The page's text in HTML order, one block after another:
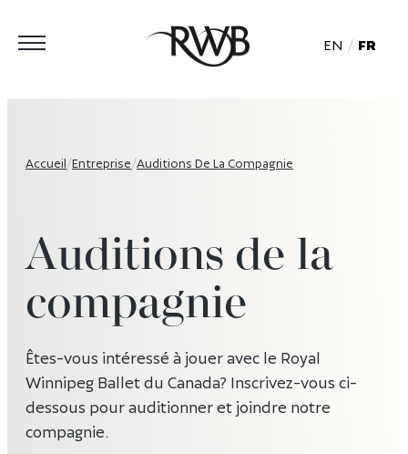
EN FR
Auditions de la
compagnie
Êtes-vous intéressé à jouer avec le Royal
Winnipeg Ballet du Canada? Inscrivez-vous ci-
dessous pour auditionner et joindre notre
compagnie.
Accueil/Entreprise/Auditions De La Compagnie